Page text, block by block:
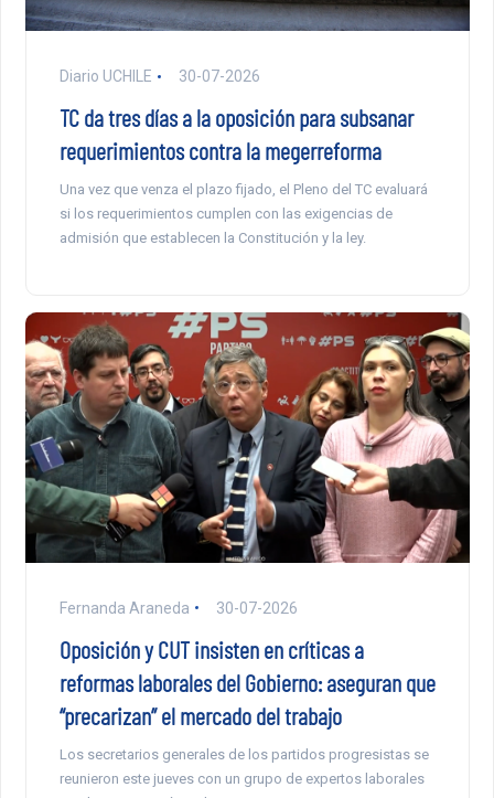
Diario UCHILE 30-07-2026
TC da tres días a la oposición para subsanar
requerimientos contra la megerreforma
Una vez que venza el plazo fijado, el Pleno del TC evaluará
si los requerimientos cumplen con las exigencias de
admisión que establecen la Constitución y la ley.
Fernanda Araneda 30-07-2026
Oposición y CUT insisten en críticas a
reformas laborales del Gobierno: aseguran que
“precarizan” el mercado del trabajo
Los secretarios generales de los partidos progresistas se
reunieron este jueves con un grupo de expertos laborales